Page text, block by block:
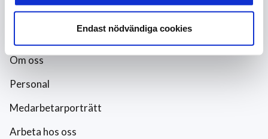
Endast nödvändiga cookies
Om oss
Personal
Medarbetarporträtt
Arbeta hos oss